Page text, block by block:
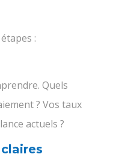
:
Quels
? Vos taux
actuels ?